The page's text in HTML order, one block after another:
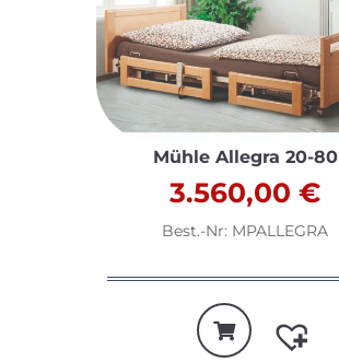
Mühle Allegra 20-80
3.560,00 €
Best.-Nr: MPALLEGRA